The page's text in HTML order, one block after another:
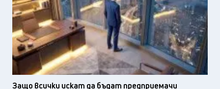
Защо всички искат да бъдат предприемачи